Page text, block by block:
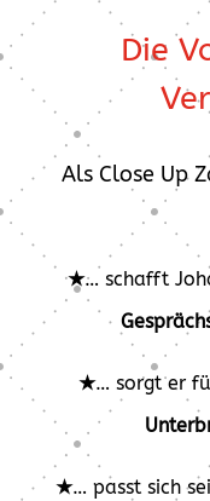
Die
Als Close Up
★… schafft
★… sorgt er
★… passt sich